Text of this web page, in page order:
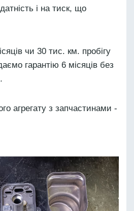
і на тиск, що
чи 30 тис. км. пробігу
гарантію 6 місяців без
агрегату з запчастинами -